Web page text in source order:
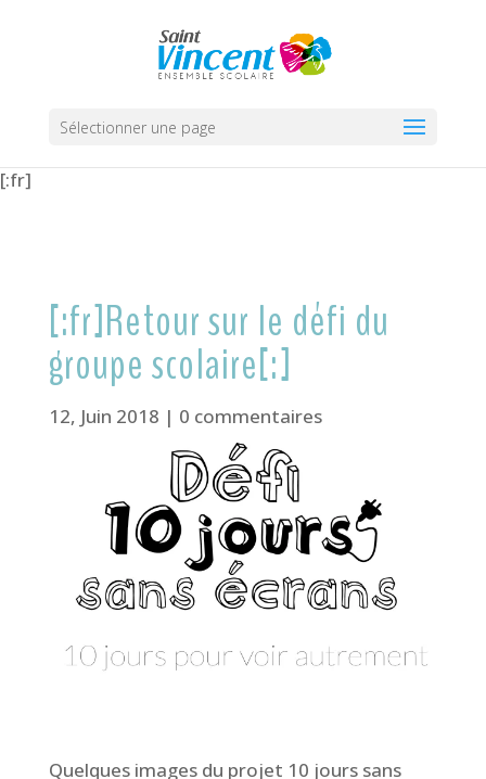
Sélectionner une page
[:fr]
[:fr]Retour sur le défi du
groupe scolaire[:]
12, Juin 2018 | 0 commentaires
Quelques images du projet 10 jours sans